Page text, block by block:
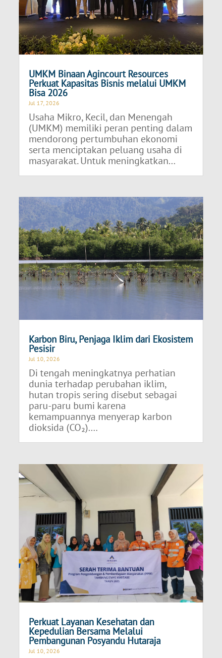
UMKM Binaan Agincourt Resources
Perkuat Kapasitas Bisnis melalui UMKM
Bisa 2026
Jul 17, 2026
Usaha Mikro, Kecil, dan Menengah
(UMKM) memiliki peran penting dalam
mendorong pertumbuhan ekonomi
serta menciptakan peluang usaha di
masyarakat. Untuk meningkatkan...
Karbon Biru, Penjaga Iklim dari Ekosistem
Pesisir
Jul 10, 2026
Di tengah meningkatnya perhatian
dunia terhadap perubahan iklim,
hutan tropis sering disebut sebagai
paru-paru bumi karena
kemampuannya menyerap karbon
dioksida (CO₂)....
Perkuat Layanan Kesehatan dan
Kepedulian Bersama Melalui
Pembangunan Posyandu Hutaraja
Jul 10, 2026